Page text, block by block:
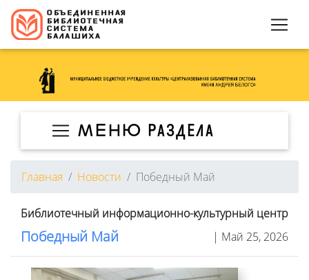
МЕНЮ раздела
Главная Новости Победный Май
Библиотечный информационно-культурный центр
| Май 25, 2026
Победный Май